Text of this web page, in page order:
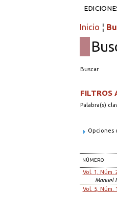
Inicio ¦
Buscar
FILTROS
Palabra(s)
Opciones
NÚMERO
Vol. 1, Núm.
Manuel
Vol. 5, Núm.